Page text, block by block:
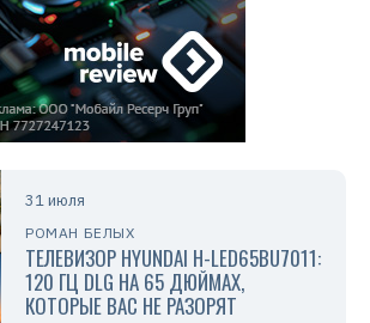
31 июля
РОМАН БЕЛЫХ
ТЕЛЕВИЗОР HYUNDAI H-LED65BU7011:
120 ГЦ DLG НА 65 ДЮЙМАХ,
КОТОРЫЕ ВАС НЕ РАЗОРЯТ